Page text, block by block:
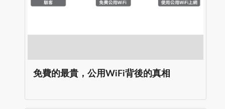
免費的最貴，公用WiFi背後的真相